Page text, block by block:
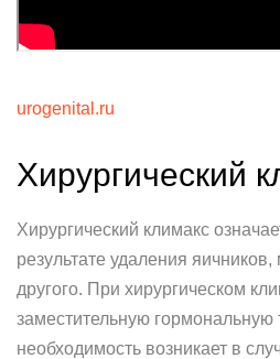
urogenital.ru
Хирургический
Хирургический климакс
результате удаления яичников,
другого. При хирургическом
заместительную гормональную
необходимость возникает в